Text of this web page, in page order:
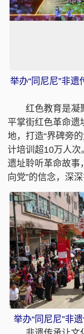
举办“同尼尼”非
红色教育是凝
平掌街红色革命遗
地，打造“界碑旁
计培训超10万人
遗址聆听革命故事
向党”的信念，深
举办“同尼尼”非